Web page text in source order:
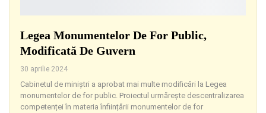
Legea Monumentelor De For Public,
Modificată De Guvern
30 aprilie 2024
Cabinetul de miniștri a aprobat mai multe modificări la Legea
monumentelor de for public. Proiectul urmărește descentralizarea
competenței în materia înființării monumentelor de for